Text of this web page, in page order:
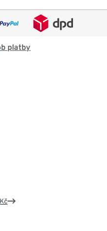
platby